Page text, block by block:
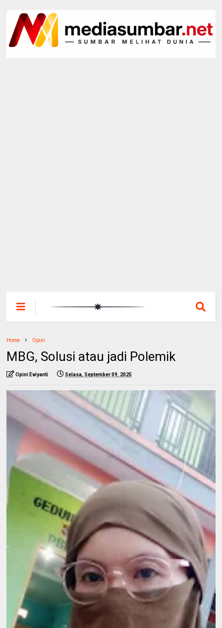
Home Opini
MBG, Solusi atau jadi Polemik
Opini Eviyanti Selasa, September 09, 2025